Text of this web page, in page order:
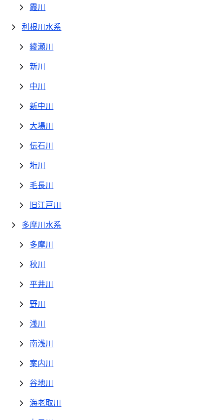
霞川
利根川水系
綾瀬川
新川
中川
新中川
大場川
伝石川
垳川
毛長川
旧江戸川
多摩川水系
多摩川
秋川
平井川
野川
浅川
南浅川
案内川
谷地川
海老取川